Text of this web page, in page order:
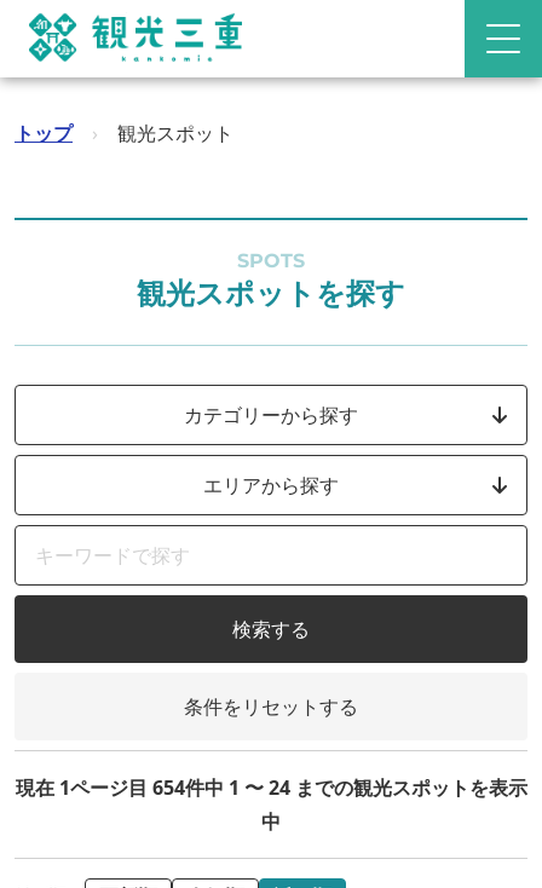
トップ › 観光スポット
SPOTS
観光スポットを探す
カテゴリーから探す
エリアから探す
検索する
条件をリセットする
現在 1ページ目 654件中 1 〜 24 までの観光スポットを表示
中